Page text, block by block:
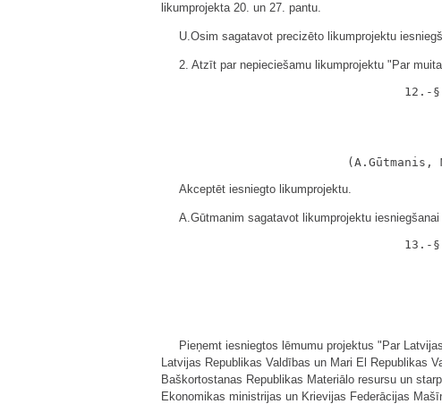
likumprojekta 20. un 27. pantu.
U.Osim sagatavot precizēto likumprojektu
2. Atzīt par nepieciešamu likumprojektu "Par
Akceptēt iesniegto likumprojektu.
A.Gūtmanim sagatavot likumprojektu iesniegšanai
Pieņemt iesniegtos lēmumu projektus "Par
Latvijas Republikas Valdības un Mari El Republikas
Baškortostanas Republikas Materiālo resursu un
Ekonomikas ministrijas un Krievijas Federācijas